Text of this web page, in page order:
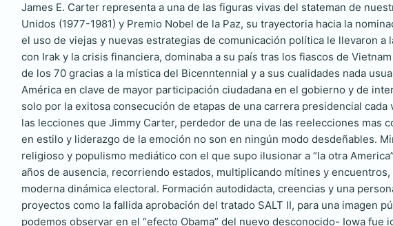
James E. Carter representa a una de las figuras vivas del stateman de
Unidos (1977-1981) y Premio Nobel de la Paz, su trayectoria hacia la
el uso de viejas y nuevas estrategias de comunicación política le llevaron
con Irak y la crisis financiera, dominaba a su país tras los fiascos de
de los 70 gracias a la mística del Bicenntennial y a sus cualidades nada
América en clave de mayor participación ciudadana en el gobierno y de
solo por la exitosa consecución de etapas de una carrera presidencial
las lecciones que Jimmy Carter, perdedor de una de las reelecciones mas
en estilo y liderazgo de la emoción no son en ningún modo desdeñables.
religioso y populismo mediático con el que supo ilusionar a “la otra
años de ausencia, recorriendo estados, multiplicando mítines y
moderna dinámica electoral. Formación autodidacta, creencias y una
proyectos como la fallida aprobación del tratado SALT II, para una imagen
podemos observar en el “efecto Obama” del nuevo desconocido- Iowa